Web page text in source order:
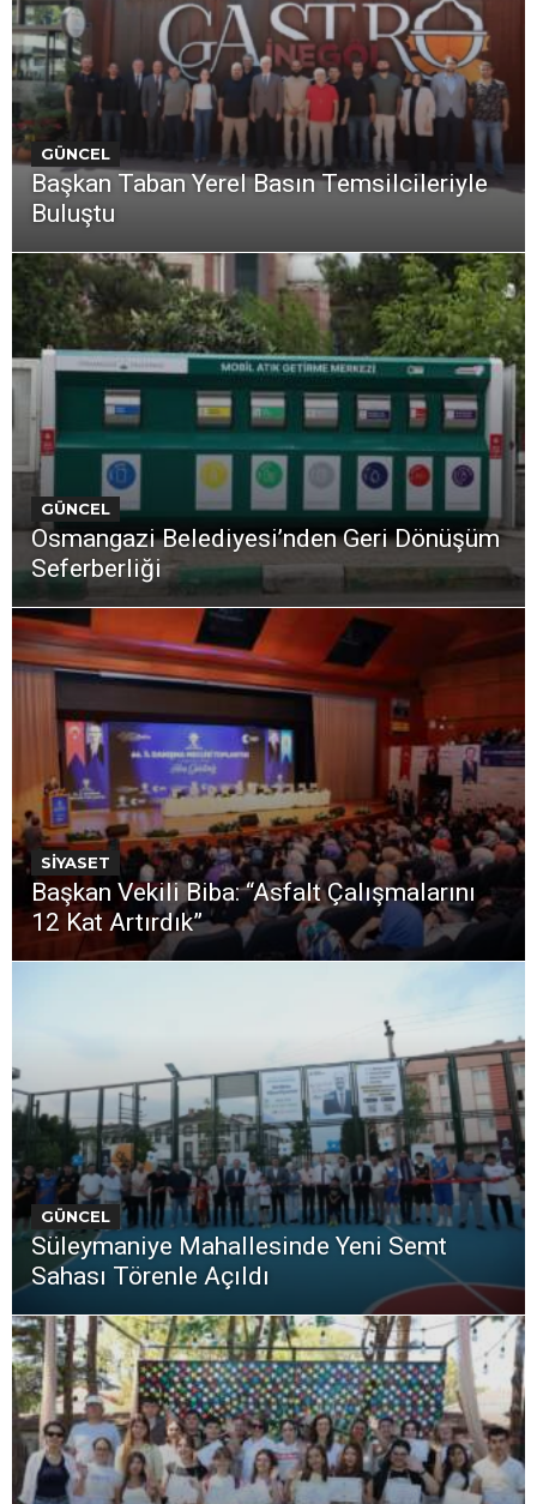
GÜNCEL
Başkan Taban Yerel Basın Temsilcileriyle
Buluştu
GÜNCEL
Osmangazi Belediyesi’nden Geri Dönüşüm
Seferberliği
SİYASET
Başkan Vekili Biba: “Asfalt Çalışmalarını
12 Kat Artırdık”
GÜNCEL
Süleymaniye Mahallesinde Yeni Semt
Sahası Törenle Açıldı